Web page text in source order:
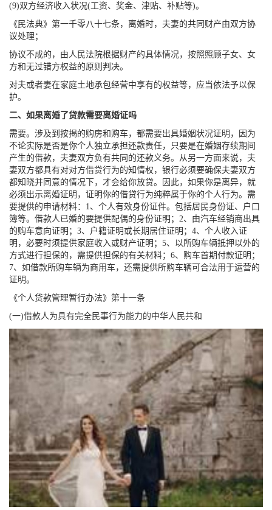
(9)双方经济收入状况(工资、奖金、津贴、补贴等)。
《民法典》第一千零八十七条，离婚时，夫妻的共同财产由双方协
议处理；
协议不成的，由人民法院根据财产的具体情况，按照照顾子女、女
方和无过错方权益的原则判决。
对夫或者妻在家庭土地承包经营中享有的权益等，应当依法予以保
护。
二、如果离婚了贷款需要离婚证吗
需要。涉及到按揭的购房和购车，都需要出具婚姻状况证明，因为
不论实际是否是你个人独立承担还款责任，只要是在婚姻存续期间
产生的借款，夫妻双方负有共同的还款义务。从另一方面来说，夫
妻双方都具有对对方借贷行为的知情权，银行必须要确保夫妻双方
都知晓并同意的情况下，才会给你放贷。因此，如果你是离异，就
必须出示离婚证明，证明你的借贷行为纯粹属于你的个人行为。需
要提供的申请材料：1、个人有效身份证件。包括居民身份证、户口
簿等。借款人已婚的要提供配偶的身份证明；2、由汽车经销商出具
的购车意向证明；3、户籍证明或长期居住证明；4、个人收入证
明，必要时须提供家庭收入或财产证明；5、以所购车辆抵押以外的
方式进行担保的，需提供担保的有关材料；6、购车首期付款证明；
7、如借款所购车辆为商用车，还需提供所购车辆可合法用于运营的
证明。
《个人贷款管理暂行办法》第十一条
(一)借款人为具有完全民事行为能力的中华人民共和